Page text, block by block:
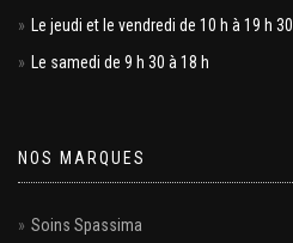
Le jeudi et le vendredi de 10 h à 19 h 30
Le samedi de 9 h 30 à 18 h
NOS MARQUES
Soins Spassima